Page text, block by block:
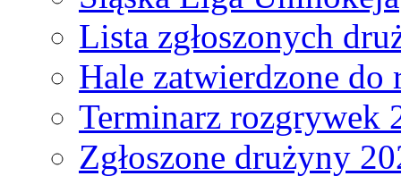
Lista zgłoszonych
Hale zatwierdzone do
Terminarz rozgrywek
Zgłoszone drużyny